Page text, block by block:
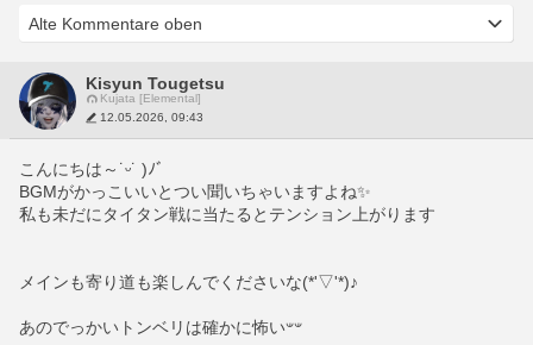
Kisyun Tougetsu
Kujata [Elemental]
12.05.2026, 09:43
こんにちは～˙ᵕ˙ )ﾉﾞ
BGMがかっこいいとつい聞いちゃいますよね✨️
私も未だにタイタン戦に当たるとテンション上がります‪
メインも寄り道も楽しんでくださいな(*'▽'*)♪
あのでっかいトンベリは確かに怖い‪𐤔𐤔‬